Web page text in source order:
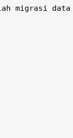
migrasi data